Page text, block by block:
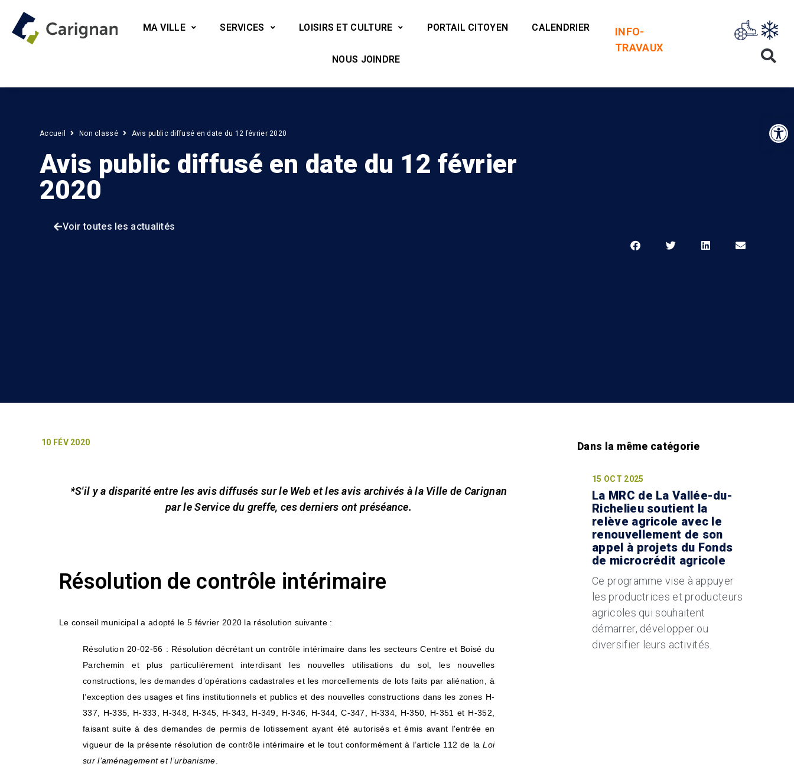
MA VILLE SERVICES LOISIRS ET CULTURE PORTAIL CITOYEN CALENDRIER
NOUS JOINDRE
INFO-
TRAVAUX
Accueil Non classé Avis public diffusé en date du 12 février 2020
Avis public diffusé en date du 12 février
2020
Voir toutes les actualités
10 FÉV 2020
*S'il y a disparité entre les avis diffusés sur le Web et les avis archivés à la Ville de Carignan
par le Service du greffe, ces derniers ont préséance.
Résolution de contrôle intérimaire
Le conseil municipal a adopté le 5 février 2020 la résolution suivante :
Résolution 20-02-56 : Résolution décrétant un contrôle intérimaire dans les secteurs Centre et Boisé du
Parchemin et plus particulièrement interdisant les nouvelles utilisations du sol, les nouvelles
constructions, les demandes d’opérations cadastrales et les morcellements de lots faits par aliénation, à
l’exception des usages et fins institutionnels et publics et des nouvelles constructions dans les zones H-
337, H-335, H-333, H-348, H-345, H-343, H-349, H-346, H-344, C-347, H-334, H-350, H-351 et H-352,
faisant suite à des demandes de permis de lotissement ayant été autorisés et émis avant l'entrée en
vigueur de la présente résolution de contrôle intérimaire et le tout conformément à l’article 112 de laLoi
sur l’aménagement et l’urbanisme
15 OCT 2025
La MRC de La Vallée-du-
Richelieu soutient la
relève agricole avec le
renouvellement de son
appel à projets du Fonds
de microcrédit agricole
Ce programme vise à appuyer
les productrices et producteurs
agricoles qui souhaitent
démarrer, développer ou
diversifier leurs activités.